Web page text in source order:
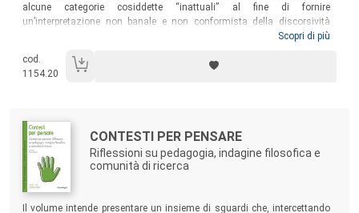
alcune categorie cosiddette “inattuali” al fine di fornire
un’interpretazione non banale e non conformista della discorsività
pedagogica contemporanea. La sfida che il testo propone sta nel
e saperi scientifici, alle istanze poste dall’attualità attraverso una
rinnovata proposta di nodi e snodi euristici inattuali rischiarati,
Scopri di più
cod.
1154.20
Autori:
Titolo:
CONTESTI PER PENSARE
Riflessioni su pedagogia, indagine filosofica e
comunità di ricerca
Sommario:
Il volume intende presentare un insieme di sguardi che, intercettando